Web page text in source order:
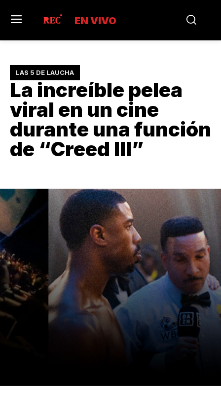
EN VIVO
LAS 5 DE LAUCHA
La increíble pelea
viral en un cine
durante una función
de “Creed III”